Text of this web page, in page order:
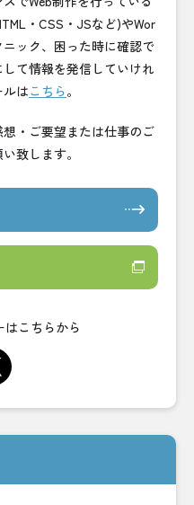
・CSS・JSなど)やWor
ック、困った時に確認で
て情報を発信していけれ
はこちら。
・ご要望または仕事のご
致します。
はこちらから